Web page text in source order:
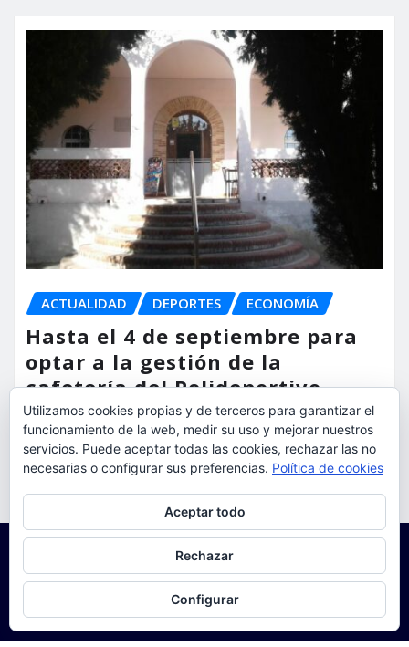
ACTUALIDAD DEPORTES ECONOMÍA
Hasta el 4 de septiembre para
optar a la gestión de la
cafetería del Polideportivo
Anabel Medina de Torrent
torrent al dia Ago 6, 2026
Utilizamos cookies propias y de terceros para garantizar el
funcionamiento de la web, medir su uso y mejorar nuestros
servicios. Puede aceptar todas las cookies, rechazar las no
necesarias o configurar sus preferencias. Política de cookies
Aceptar todo
Rechazar
Configurar
Para obtener más información, incluido cómo gestionar las cookies,